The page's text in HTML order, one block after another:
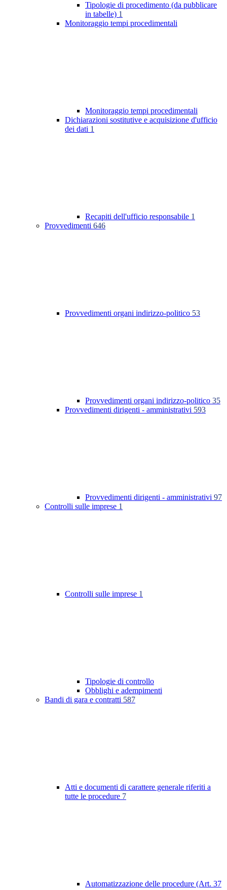
Tipologie di procedimento (da pubblicare
in tabelle) 1
Monitoraggio tempi procedimentali
Monitoraggio tempi procedimentali
Dichiarazioni sostitutive e acquisizione d'ufficio
dei dati 1
Recapiti dell'ufficio responsabile 1
Provvedimenti 646
Provvedimenti organi indirizzo-politico 53
Provvedimenti organi indirizzo-politico 35
Provvedimenti dirigenti - amministrativi 593
Provvedimenti dirigenti - amministrativi 97
Controlli sulle imprese 1
Controlli sulle imprese 1
Tipologie di controllo
Obblighi e adempimenti
Bandi di gara e contratti 587
Atti e documenti di carattere generale riferiti a
tutte le procedure 7
Automatizzazione delle procedure (Art. 37